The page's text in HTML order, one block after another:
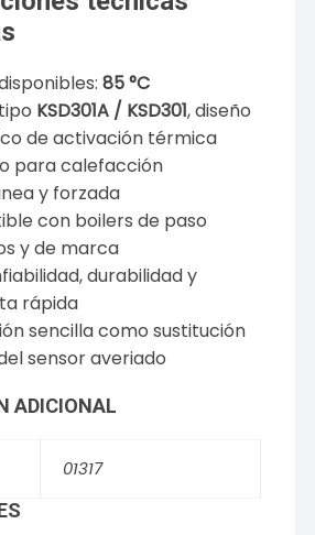
85 °C
KSD301A / KSD301, diseño
de activación térmica
para calefacción
y forzada
con boilers de paso
y de marca
durabilidad y
rápida
sencilla como sustitución
sensor averiado
ADICIONAL
01317